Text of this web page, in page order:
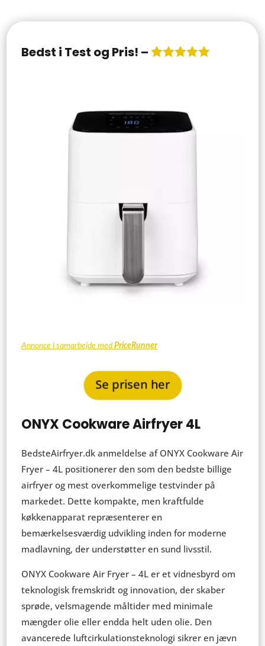
Bedst i Test og Pris! –
Annonce i samarbejde medPriceRunner
Se prisen her
ONYX Cookware Airfryer 4L
BedsteAirfryer.dk anmeldelse af ONYX Cookware Air
Fryer – 4L positionerer den som den bedste billige
airfryer og mest overkommelige testvinder på
markedet. Dette kompakte, men kraftfulde
køkkenapparat repræsenterer en
bemærkelsesværdig udvikling inden for moderne
madlavning, der understøtter en sund livsstil.
ONYX Cookware Air Fryer – 4L er et vidnesbyrd om
teknologisk fremskridt og innovation, der skaber
sprøde, velsmagende måltider med minimale
mængder olie eller endda helt uden olie. Den
avancerede luftcirkulationsteknologi sikrer en jævn